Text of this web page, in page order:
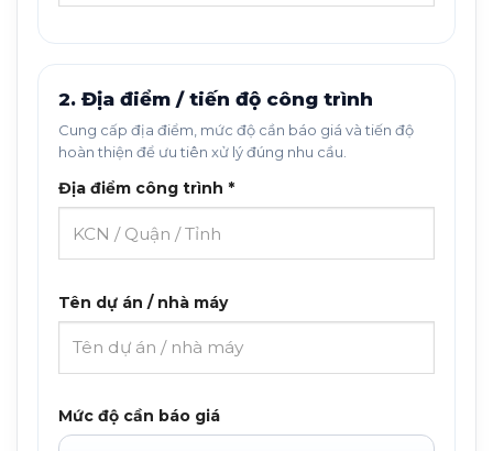
2. Địa điểm / tiến độ công trình
Cung cấp địa điểm, mức độ cần báo giá và tiến độ
hoàn thiện để ưu tiên xử lý đúng nhu cầu.
Địa điểm công trình *
Tên dự án / nhà máy
Mức độ cần báo giá